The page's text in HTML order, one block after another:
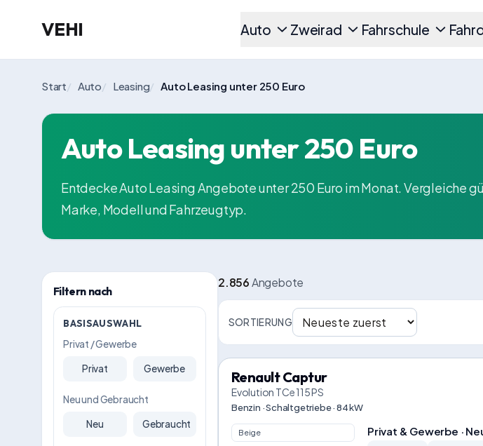
VEHI Auto Zweirad Fahrschule
Start/ Auto/ Leasing/ Auto Leasing unter 250 Euro
Auto Leasing unter 250 Euro
Entdecke Auto Leasing Angebote unter 250 Euro im Monat. Vergleiche
Marke, Modell und Fahrzeugtyp.
Filtern nach
BASISAUSWAHL
Privat / Gewerbe
Privat Gewerbe
Neu und Gebraucht
Neu Gebraucht
2.856 Angebote
SORTIERUNG
Renault Captur
Evolution TCe 115 PS
Benzin · Schaltgetriebe · 84 kW
Beige Privat & Gewerbe ·